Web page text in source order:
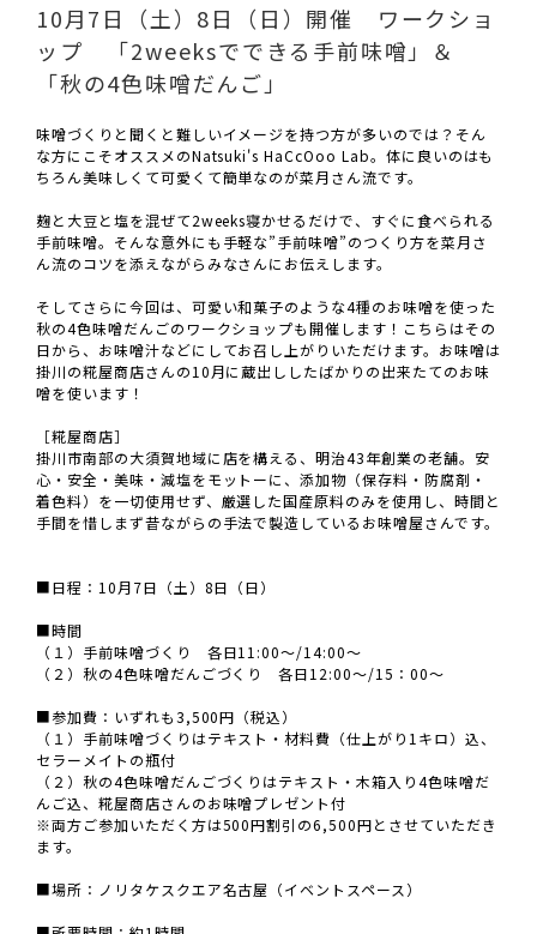
10月7日（土）8日（日）開催 ワークショ
ップ 「2weeksでできる手前味噌」＆
「秋の4色味噌だんご」
味噌づくりと聞くと難しいイメージを持つ方が多いのでは？そん
な方にこそオススメのNatsuki's HaCcOoo Lab。体に良いのはも
ちろん美味しくて可愛くて簡単なのが菜月さん流です。
麹と大豆と塩を混ぜて2weeks寝かせるだけで、すぐに食べられる
手前味噌。そんな意外にも手軽な”手前味噌”のつくり方を菜月さ
ん流のコツを添えながらみなさんにお伝えします。
そしてさらに今回は、可愛い和菓子のような4種のお味噌を使った
秋の4色味噌だんごのワークショップも開催します！こちらはその
日から、お味噌汁などにしてお召し上がりいただけます。お味噌は
掛川の糀屋商店さんの10月に蔵出ししたばかりの出来たてのお味
噌を使います！
［糀屋商店］
掛川市南部の大須賀地域に店を構える、明治43年創業の老舗。安
心・安全・美味・減塩をモットーに、添加物（保存料・防腐剤・
着色料）を一切使用せず、厳選した国産原料のみを使用し、時間と
手間を惜しまず昔ながらの手法で製造しているお味噌屋さんです。
■日程：10月7日（土）8日（日）
■時間
（１）手前味噌づくり 各日11:00～/14:00～
（２）秋の4色味噌だんごづくり 各日12:00～/15：00～
■参加費：いずれも3,500円（税込）
（１）手前味噌づくりはテキスト・材料費（仕上がり1キロ）込、
セラーメイトの瓶付
（２）秋の4色味噌だんごづくりはテキスト・木箱入り4色味噌だ
んご込、糀屋商店さんのお味噌プレゼント付
※両方ご参加いただく方は500円割引の6,500円とさせていただき
ます。
■場所：ノリタケスクエア名古屋（イベントスペース）